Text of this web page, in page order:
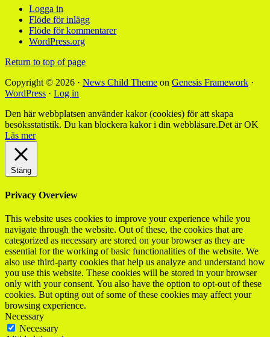
Logga in
Flöde för inlägg
Flöde för kommentarer
WordPress.org
Return to top of page
Copyright © 2026 · News Child Theme on Genesis Framework ·
WordPress · Log in
Den här webbplatsen använder kakor (cookies) för att skapa
besöksstatistik. Du kan blockera kakor i din webbläsare.Det är OK
Läs mer
Stäng
Privacy Overview
This website uses cookies to improve your experience while you
navigate through the website. Out of these, the cookies that are
categorized as necessary are stored on your browser as they are
essential for the working of basic functionalities of the website. We
also use third-party cookies that help us analyze and understand how
you use this website. These cookies will be stored in your browser
only with your consent. You also have the option to opt-out of these
cookies. But opting out of some of these cookies may affect your
browsing experience.
Necessary
Necessary